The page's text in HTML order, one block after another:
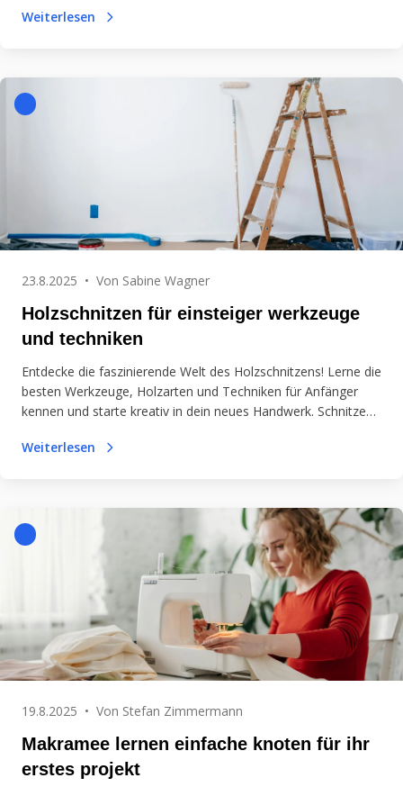
Weiterlesen
23.8.2025 • Von Sabine Wagner
Holzschnitzen für einsteiger werkzeuge
und techniken
Entdecke die faszinierende Welt des Holzschnitzens! Lerne die
besten Werkzeuge, Holzarten und Techniken für Anfänger
kennen und starte kreativ in dein neues Handwerk. Schnitzen
Weiterlesen
19.8.2025 • Von Stefan Zimmermann
Makramee lernen einfache knoten für ihr
erstes projekt